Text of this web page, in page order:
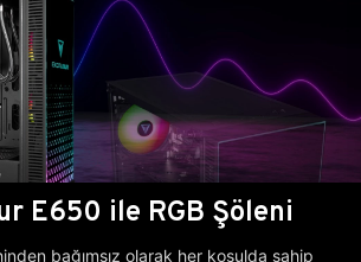
E650 ile RGB Şöleni
bağımsız olarak her koşulda sahip